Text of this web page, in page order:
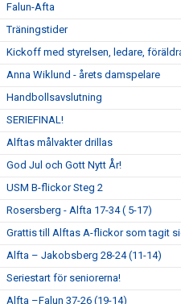
Falun-Afta
Träningstider
Kickoff med styrelsen, ledare,
Anna Wiklund - årets damspelare
Handbollsavslutning
SERIEFINAL!
Alftas målvakter drillas
God Jul och Gott Nytt År!
USM B-flickor Steg 2
Rosersberg - Alfta 17-34 ( 5-17)
Grattis till Alftas A-flickor som tagit
Alfta – Jakobsberg 28-24 (11-14)
Seriestart för seniorerna!
Alfta –Falun 37-26 (19-14)